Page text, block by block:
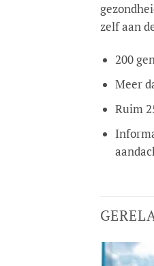
zelf aan
200
Meer
Ruim